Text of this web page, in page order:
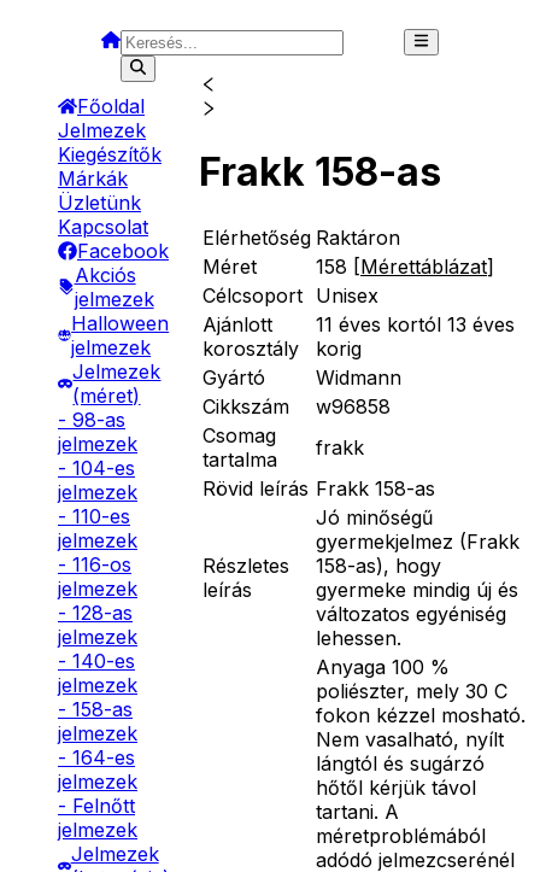
Főoldal
Jelmezek
Kiegészítők
Márkák
Üzletünk
Kapcsolat
Facebook
Akciós
jelmezek
Halloween
jelmezek
Jelmezek
(méret)
- 98-as
jelmezek
- 104-es
jelmezek
- 110-es
jelmezek
- 116-os
jelmezek
- 128-as
jelmezek
- 140-es
jelmezek
- 158-as
jelmezek
- 164-es
jelmezek
- Felnőtt
jelmezek
Jelmezek
Frakk 158-as
Elérhetőség Raktáron
Méret
158 [Mérettáblázat]
Célcsoport Unisex
Ajánlott
korosztály
11 éves kortól 13 éves
korig
Gyártó
Widmann
Cikkszám
w96858
Csomag
tartalma
frakk
Rövid leírás Frakk 158-as
Részletes
leírás
Jó minőségű
gyermekjelmez (Frakk
158-as), hogy
gyermeke mindig új és
változatos egyéniség
lehessen.
Anyaga 100 %
poliészter, mely 30 C
fokon kézzel mosható.
Nem vasalható, nyílt
lángtól és sugárzó
hőtől kérjük távol
tartani. A
méretproblémából
adódó jelmezcserénél